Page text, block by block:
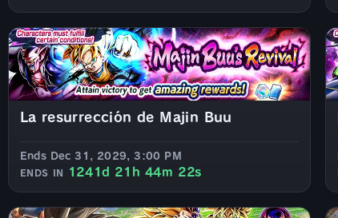
La resurrección de Majin Buu
Ends Dec 31, 2029, 3:00 PM
ENDS IN 1241d 21h 44m 20s